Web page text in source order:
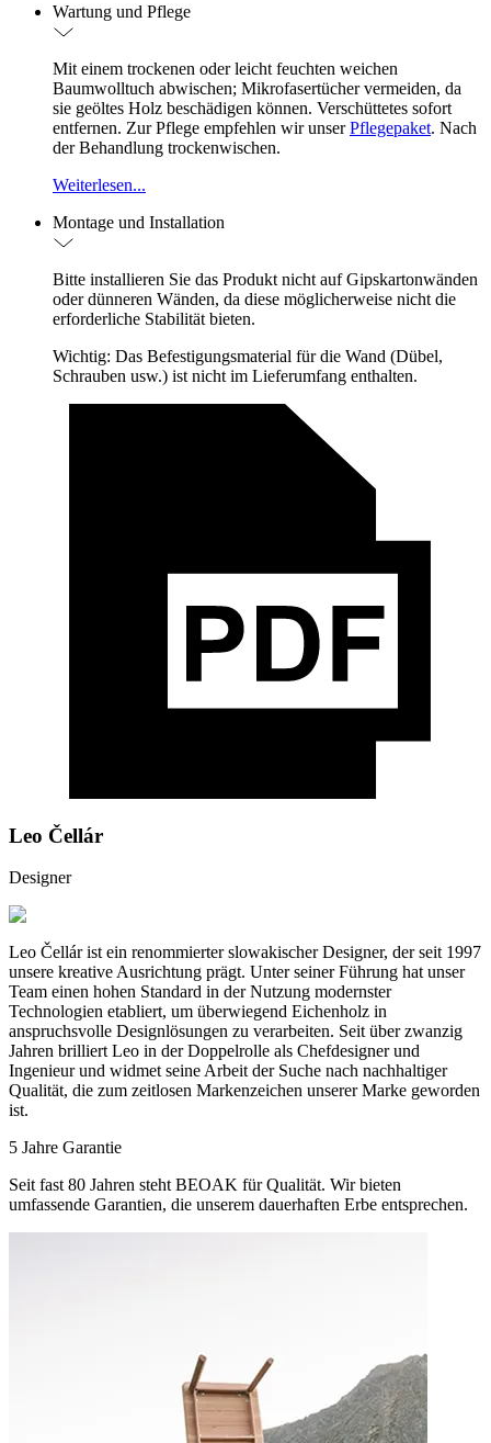
Wartung und Pflege
Mit einem trockenen oder leicht feuchten weichen
Baumwolltuch abwischen; Mikrofasertücher vermeiden, da
sie geöltes Holz beschädigen können. Verschüttetes sofort
entfernen. Zur Pflege empfehlen wir unserPflegepaket. Nach
der Behandlung trockenwischen.
Weiterlesen...
Montage und Installation
Bitte installieren Sie das Produkt nicht auf Gipskartonwänden
oder dünneren Wänden, da diese möglicherweise nicht die
erforderliche Stabilität bieten.
Wichtig: Das Befestigungsmaterial für die Wand (Dübel,
Schrauben usw.) ist nicht im Lieferumfang enthalten.
Leo Čellár
Designer
Leo Čellár ist ein renommierter slowakischer Designer, der seit 1997
unsere kreative Ausrichtung prägt. Unter seiner Führung hat unser
Team einen hohen Standard in der Nutzung modernster
Technologien etabliert, um überwiegend Eichenholz in
anspruchsvolle Designlösungen zu verarbeiten. Seit über zwanzig
Jahren brilliert Leo in der Doppelrolle als Chefdesigner und
Ingenieur und widmet seine Arbeit der Suche nach nachhaltiger
Qualität, die zum zeitlosen Markenzeichen unserer Marke geworden
ist.
5 Jahre Garantie
Seit fast 80 Jahren steht BEOAK für Qualität. Wir bieten
umfassende Garantien, die unserem dauerhaften Erbe entsprechen.